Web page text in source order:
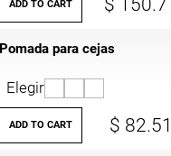
ADD TO CART $
Pomada para cejas
Elegir
ADD TO CART $